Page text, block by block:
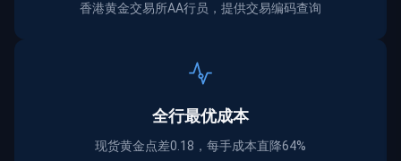
香港黄金交易所AA行员，提供交易编码查询
全行最优成本
现货黄金点差0.18，每手成本直降64%